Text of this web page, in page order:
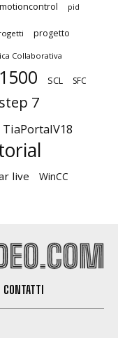
motioncontrol pid
progetto
Collaborativa
SCL SFC
step 7
TiaPortalV18
live WinCC
CONTATTI